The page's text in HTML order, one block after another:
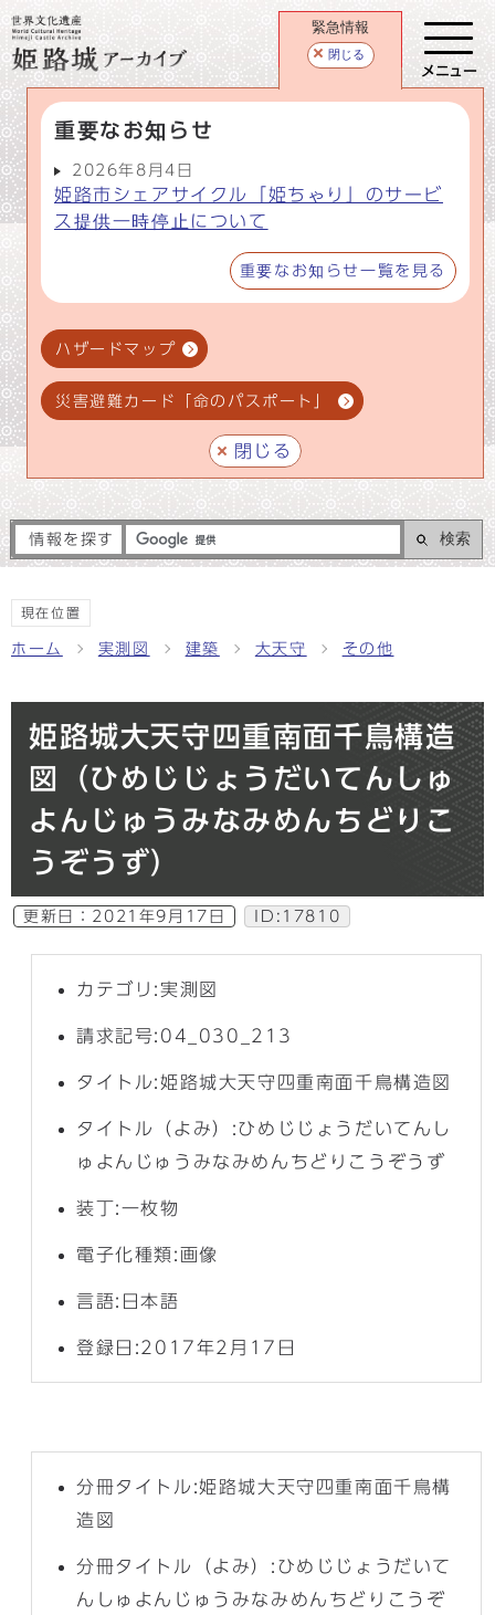
緊急情報
閉じる
重要なお知らせ
2026年8月4日
姫路市シェアサイクル「姫ちゃり」のサービ
ス提供一時停止について
重要なお知らせ一覧を見る
ハザードマップ
災害避難カード「命のパスポート」
閉じる
メニュー
情報を探す 検索
現在位置
ホーム 実測図 建築 大天守 その他
姫路城大天守四重南面千鳥構造
図（ひめじじょうだいてんしゅ
よんじゅうみなみめんちどりこ
うぞうず）
更新日： 2021年9月17日 ID:17810
カテゴリ:実測図
請求記号:04_030_213
タイトル:姫路城大天守四重南面千鳥構造図
タイトル（よみ）:ひめじじょうだいてんし
ゅよんじゅうみなみめんちどりこうぞうず
装丁:一枚物
電子化種類:画像
言語:日本語
登録日:2017年2月17日
分冊タイトル:姫路城大天守四重南面千鳥構
造図
分冊タイトル（よみ）:ひめじじょうだいて
んしゅよんじゅうみなみめんちどりこうぞ